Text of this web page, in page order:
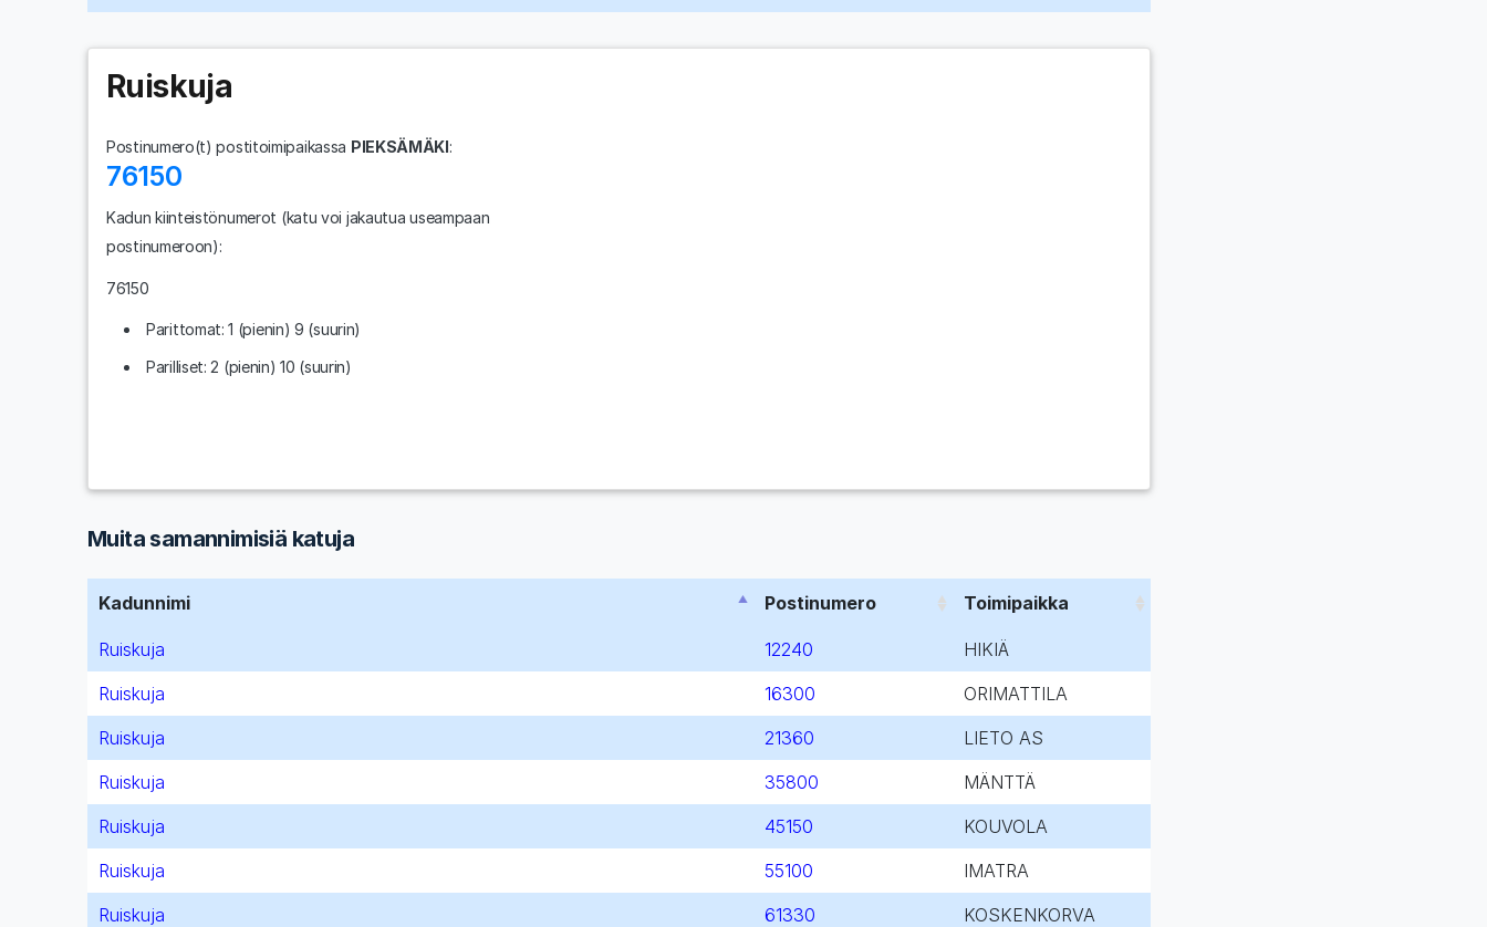
Ruiskuja
Postinumero(t) postitoimipaikassa PIEKSÄMÄKI:
76150
Kadun kiinteistönumerot (katu voi jakautua useampaan
postinumeroon):
76150
Parittomat: 1 (pienin) 9 (suurin)
Parilliset: 2 (pienin) 10 (suurin)
Muita samannimisiä katuja
Kadunnimi Postinumero Toimipaikka
Ruiskuja 12240
HIKIÄ
Ruiskuja
16300
ORIMATTILA
Ruiskuja
21360
LIETO AS
Ruiskuja
35800
MÄNTTÄ
Ruiskuja
45150
KOUVOLA
Ruiskuja
55100
IMATRA
Ruiskuja
61330
KOSKENKORVA